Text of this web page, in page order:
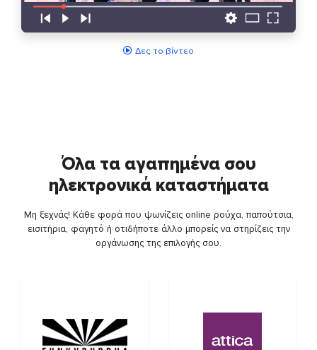
Δες το βίντεο
Όλα τα αγαπημένα σου
ηλεκτρονικά καταστήματα
Μη ξεχνάς! Κάθε φορά που ψωνίζεις online ρούχα, παπούτσια,
εισιτήρια, φαγητό ή οτιδήποτε άλλο μπορείς να στηρίζεις την
οργάνωσης της επιλογής σου.